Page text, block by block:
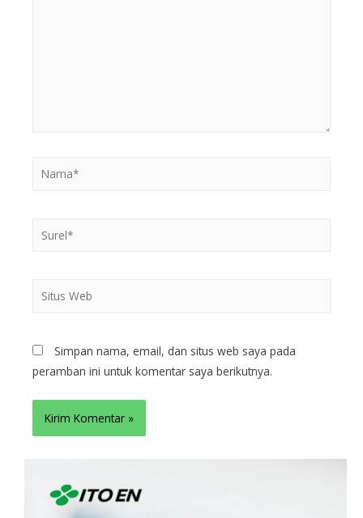
Simpan nama, email, dan situs web saya pada
peramban ini untuk komentar saya berikutnya.